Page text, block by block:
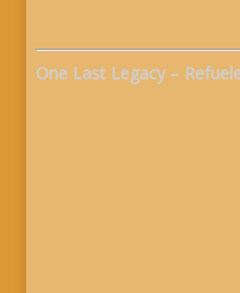
One Last Legacy –